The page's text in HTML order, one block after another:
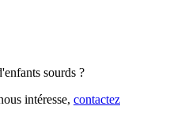
sourds ?
intéresse, contactez